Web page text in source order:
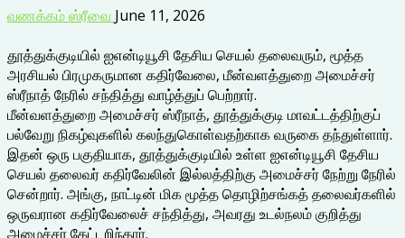
வணக்கம் ஸ்ரீவை June 11, 2026
தூத்துக்குடியில் ஐஎன்டியூசி தேசிய செயல் தலைவரும், மூத்த
அரசியல் பிரமுகருமான கதிர்வேலை, மீன்வளத்துறை அமைச்சர்
ஸ்ரீநாத் நேரில் சந்தித்து வாழ்த்துப் பெற்றார்.
மீன்வளத்துறை அமைச்சர் ஸ்ரீநாத், தூத்துக்குடி மாவட்டத்திற்குப்
பல்வேறு நிகழ்வுகளில் கலந்துகொள்வதற்காக வருகை தந்துள்ளார்.
இதன் ஒரு பகுதியாக, தூத்துக்குடியில் உள்ள ஐஎன்டியூசி தேசிய
செயல் தலைவர் கதிர்வேலின் இல்லத்திற்கு அமைச்சர் நேற்று நேரில்
சென்றார். அங்கு, நாட்டின் மிக மூத்த தொழிற்சங்கத் தலைவர்களில்
ஒருவரான கதிர்வேலைச் சந்தித்து, அவரது உடல்நலம் குறித்து
அமைச்சர் கேட்டறிந்தார்.